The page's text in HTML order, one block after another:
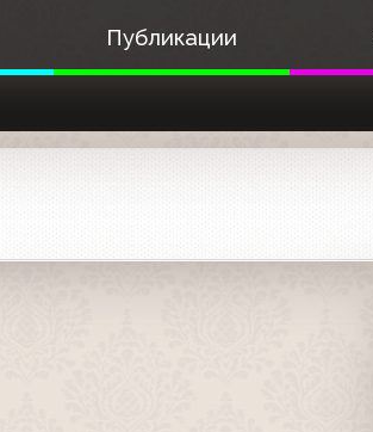
Публикации